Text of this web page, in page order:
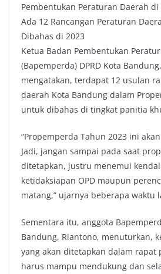
Pembentukan Peraturan Daerah
Ada 12 Rancangan Peraturan
Dibahas di 2023
Ketua Badan Pembentukan
(Bapemperda) DPRD Kota
mengatakan, terdapat 12 usulan
daerah Kota Bandung dalam
untuk dibahas di tingkat panitia
“Propemperda Tahun 2023 ini
Jadi, jangan sampai pada saat
ditetapkan, justru menemui
ketidaksiapan OPD maupun
matang,” ujarnya beberapa waktu
Sementara itu, anggota
Bandung, Riantono, menuturkan,
yang akan ditetapkan dalam
harus mampu mendukung dan